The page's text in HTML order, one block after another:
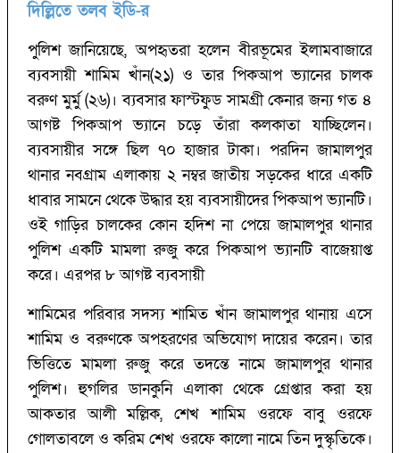
দিল্লিতে তলব ইডি-র
পুলিশ জানিয়েছে, অপহৃতরা হলেন বীরভূমের ইলামবাজারে
ব্যবসায়ী শামিম খাঁন(২১) ও তার পিকআপ ভ্যানের চালক
বরুণ মুর্মু (২৬)। ব্যবসার ফাস্টফুড সামগ্রী কেনার জন্য গত ৪
আগষ্ট পিকআপ ভ্যানে চড়ে তাঁরা কলকাতা যাচ্ছিলেন।
ব্যবসায়ীর সঙ্গে ছিল ৭০ হাজার টাকা। পরদিন জামালপুর
থানার নবগ্রাম এলাকায় ২ নম্বর জাতীয় সড়কের ধারে একটি
ধাবার সামনে থেকে উদ্ধার হয় ব্যবসায়ীদের পিকআপ ভ্যানটি।
ওই গাড়ির চালকের কোন হদিশ না পেয়ে জামালপুর থানার
পুলিশ একটি মামলা রুজু করে পিকআপ ভ্যানটি বাজেয়াপ্ত
করে। এরপর ৮ আগষ্ট ব্যবসায়ী
শামিমের পরিবার সদস্য শামিত খাঁন জামালপুর থানায় এসে
শামিম ও বরুণকে অপহরণের অভিযোগ দায়ের করেন। তার
ভিত্তিতে মামলা রুজু করে তদন্তে নামে জামালপুর থানার
পুলিশ। হুগলির ডানকুনি এলাকা থেকে গ্রেপ্তার করা হয়
আকতার আলী মল্লিক, শেখ শামিম ওরফে বাবু ওরফে
গোলতাবলে ও করিম শেখ ওরফে কালো নামে তিন দুস্কৃতিকে।